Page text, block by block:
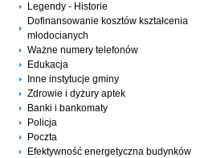
Legendy - Historie
Dofinansowanie kosztów kształcenia
młodocianych
Ważne numery telefonów
Edukacja
Inne instytucje gminy
Zdrowie i dyżury aptek
Banki i bankomaty
Policja
Poczta
Efektywność energetyczna budynków